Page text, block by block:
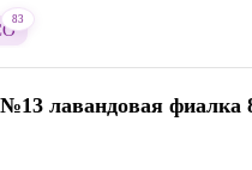
83
лавандовая фиалка